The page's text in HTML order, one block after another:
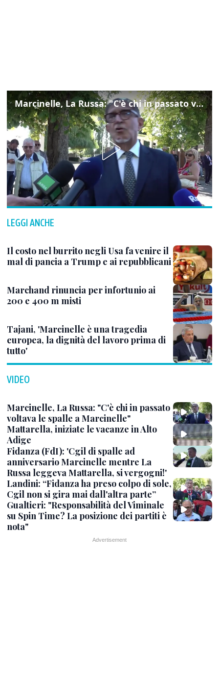
Marcinelle, La Russa: "C'è chi in passato voltava le spalle a Marcinelle"
LEGGI ANCHE
Il costo nel burrito negli Usa fa venire il
mal di pancia a Trump e ai repubblicani
Marchand rinuncia per infortunio ai
200 e 400 m misti
Tajani, 'Marcinelle è una tragedia
europea, la dignità del lavoro prima di
tutto'
VIDEO
Marcinelle, La Russa: "C'è chi in passato
voltava le spalle a Marcinelle"
Mattarella, iniziate le vacanze in Alto
Adige
Fidanza (FdI): 'Cgil di spalle ad
anniversario Marcinelle mentre La
Russa leggeva Mattarella, si vergogni!'
Landini: “Fidanza ha preso colpo di sole,
Cgil non si gira mai dall'altra parte”
Gualtieri: "Responsabilità del Viminale
su Spin Time? La posizione dei partiti è
nota"